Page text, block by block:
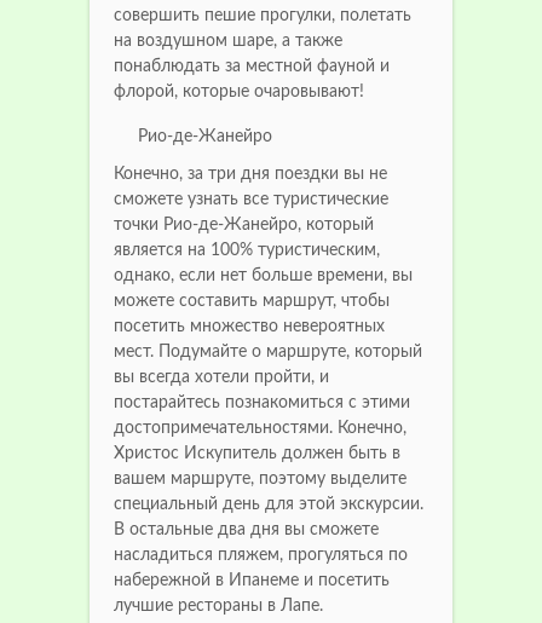
совершить пешие прогулки, полетать
на воздушном шаре, а также
понаблюдать за местной фауной и
флорой, которые очаровывают!
Рио-де-Жанейро
Конечно, за три дня поездки вы не
сможете узнать все туристические
точки Рио-де-Жанейро, который
является на 100% туристическим,
однако, если нет больше времени, вы
можете составить маршрут, чтобы
посетить множество невероятных
мест. Подумайте о маршруте, который
вы всегда хотели пройти, и
постарайтесь познакомиться с этими
достопримечательностями. Конечно,
Христос Искупитель должен быть в
вашем маршруте, поэтому выделите
специальный день для этой экскурсии.
В остальные два дня вы сможете
насладиться пляжем, прогуляться по
набережной в Ипанеме и посетить
лучшие рестораны в Лапе.